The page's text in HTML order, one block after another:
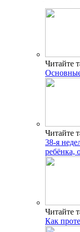
Читайте
Читайте
38-я
ребёнка,
Читайте
Как